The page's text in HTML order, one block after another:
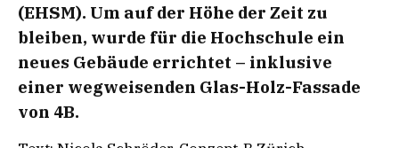
(EHSM). Um auf der Höhe der Zeit zu
bleiben, wurde für die Hochschule ein
neues Gebäude errichtet – inklusive
einer wegweisenden Glas-Holz-Fassade
von 4B.